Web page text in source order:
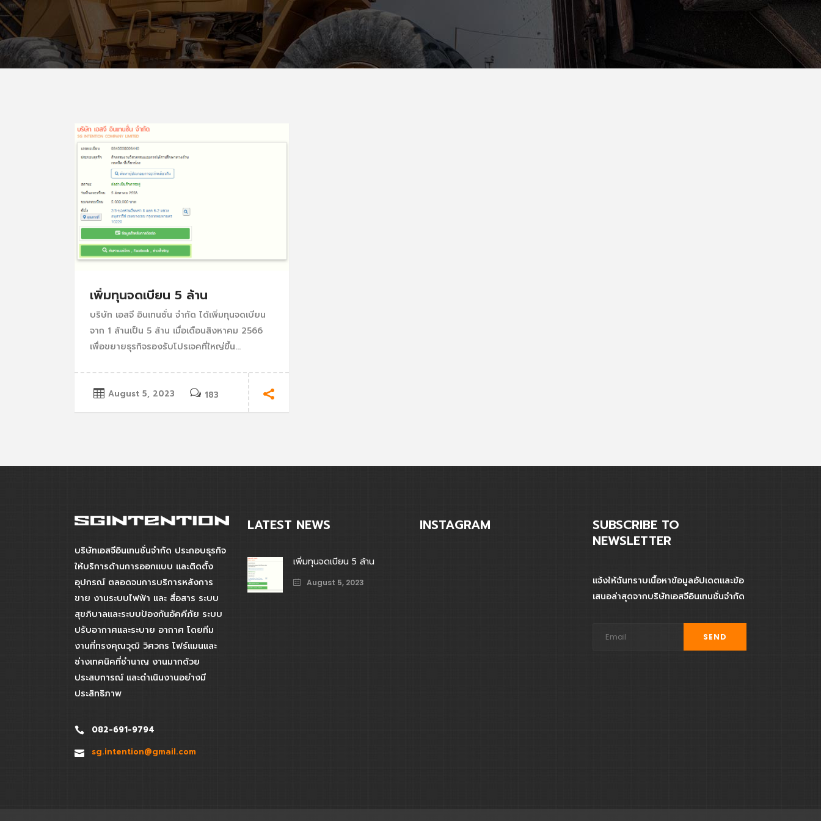
Icon With Text
Image With Text Over
Blog List Shortcode
Horizontal Timeline
Twitter Slider Video Banner&Video Button
Device Slider
Static Text Slider
Mini Text Slider
Blog Slider
เพิ่มทุนจดเบียน 5 ล้าน
บริษัท เอสจี อินเทนชั่น จำกัด ได้เพิ่มทุนจดเบียน
จาก 1 ล้านเป็น 5 ล้าน เมื่อเดือนสิงหาคม 2566
เพื่อขยายธุรกิจรองรับโปรเจคที่ใหญ่ขึ้น...
August 5, 2023 183
บริษัทเอสจีอินเทนชั่นจํากัด ประกอบธุรกิจ
ให้บริการด้านการออกแบบ และติดตั้ง
อุปกรณ์ ตลอดจนการบริการหลังการ
ขาย งานระบบไฟฟ้า และ สื่อสาร ระบบ
สุขภิบาลและระบบป้องกันอัคคีภัย ระบบ
ปรับอากาศและระบาย อากาศ โดยทีม
งานที่ทรงคุณวุฒิ วิศวกร โฟร์แมนและ
ช่างเทคนิคที่ชํานาญ งานมากด้วย
ประสบการณ์ และดําเนินงานอย่างมี
ประสิทธิภาพ
082-691-9794
sg.intention@gmail.com
LATEST NEWS
เพิ่มทุนจดเบียน 5 ล้าน
August 5, 2023
INSTAGRAM
SUBSCRIBE TO
NEWSLETTER
แจ้งให้ฉันทราบเนื้อหาข้อมูลอัปเดตและข้อ
เสนอล่าสุดจากบริษัทเอสจีอินเทนชั่นจำกัด